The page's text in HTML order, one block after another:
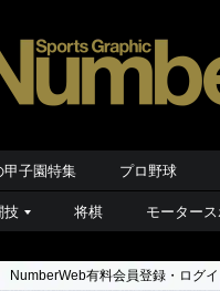
甲子園特集 プロ野球
技 将棋 モーター
NumberWeb有料会員登録・ログ